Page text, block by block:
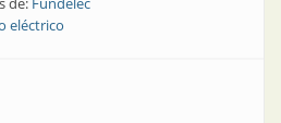
eléctrico
eléctrico | Mayo fue más que abril